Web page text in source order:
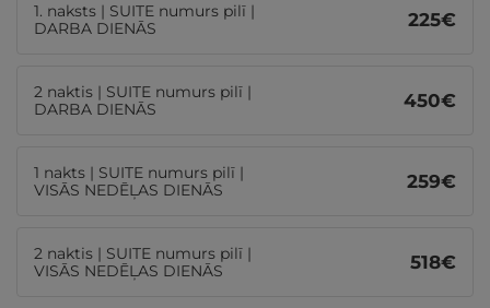
1. naksts | SUITE numurs pilī |
DARBA DIENĀS
225€
2 naktis | SUITE numurs pilī |
DARBA DIENĀS
450€
1 nakts | SUITE numurs pilī |
VISĀS NEDĒĻAS DIENĀS
259€
2 naktis | SUITE numurs pilī |
VISĀS NEDĒĻAS DIENĀS
518€